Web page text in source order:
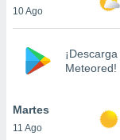
aceptar
de
10 Ago
¡Descarga
Meteored!
Martes
11 Ago